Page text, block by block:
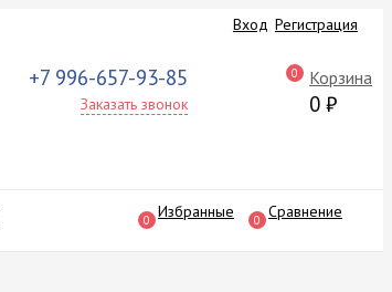
Вход Регистрация
+7 996-657-93-85
Заказать звонок
0 Корзина
0 ₽
0 Избранные 0 Сравнение